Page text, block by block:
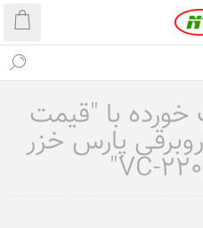
با "قیمت
پارس خزر